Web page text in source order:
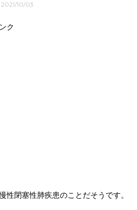
2021/10/03
ク
性閉塞性肺疾患のことだそうです。